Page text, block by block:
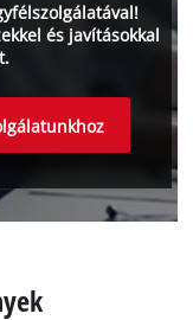
és javításokkal